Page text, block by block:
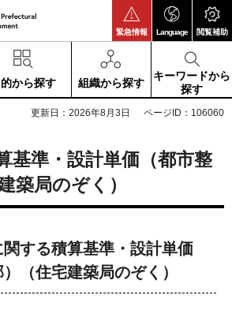
緊急情報 Language 閲覧補助
的から探す 組織から探す
キーワードから
探す
更新日：2026年8月3日 ページID：106060
基準・設計単価（都市整
築局のぞく）
する積算基準・設計単価
（住宅建築局のぞく）